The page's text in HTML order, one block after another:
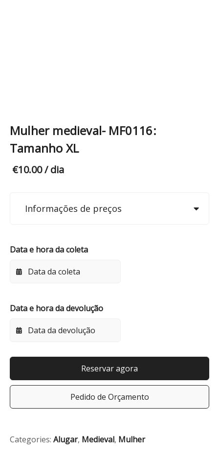
Mulher medieval- MF0116:
Tamanho XL
€10.00/ dia
Informações de preços
Data e hora da coleta
Data e hora da devolução
Reservar agora
Pedido de Orçamento
Categories: Alugar, Medieval, Mulher